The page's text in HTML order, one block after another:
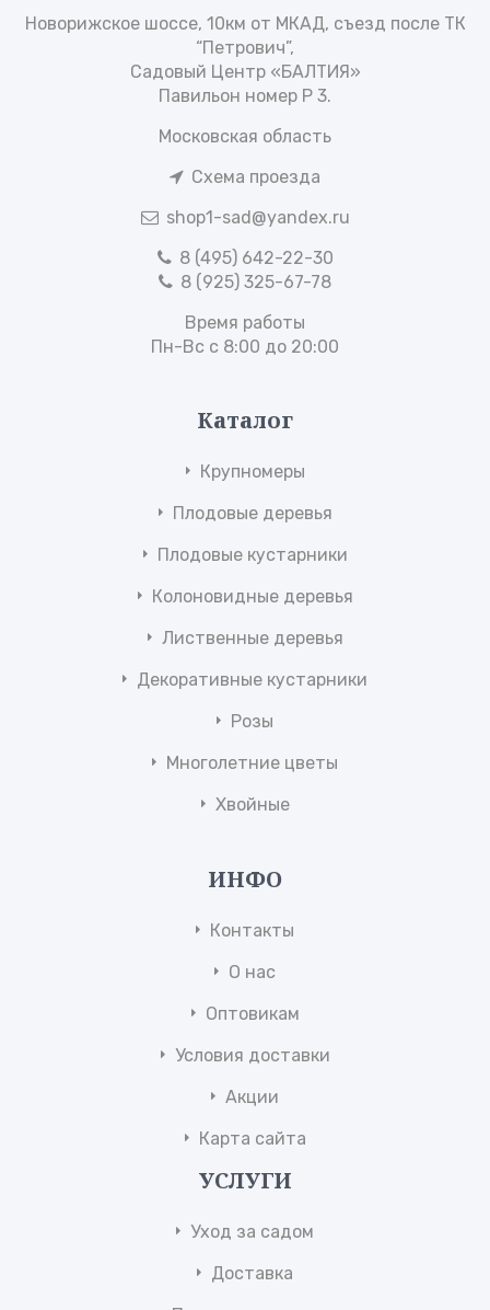
Новорижское шоссе, 10км от МКАД, съезд после ТК
“Петрович”,
Садовый Центр «БАЛТИЯ»
Павильон номер Р 3.
Московская область
Схема проезда
shop1-sad@yandex.ru
8 (495) 642-22-30
8 (925) 325-67-78
Время работы
Пн-Вс с 8:00 до 20:00
Каталог
Крупномеры
Плодовые деревья
Плодовые кустарники
Колоновидные деревья
Лиственные деревья
Декоративные кустарники
Розы
Многолетние цветы
Хвойные
ИНФО
Контакты
О нас
Оптовикам
Условия доставки
Акции
Карта сайта
УСЛУГИ
Уход за садом
Доставка